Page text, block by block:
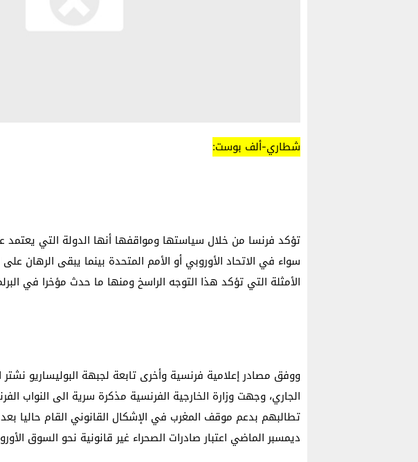
شطاري-ألف بوست:
تؤكد فرنسا من خلال سياستها ومواقفها أنها الدولة التي يعتمد
سواء في الاتحاد الأوروبي أو الأمم المتحدة بينما يبقى الرهان
الأمثلة التي تؤكد هذا التوجه الراسخ ومنها ما حدث مؤخرا في
ووفق مصادر إعلامية فرنسية وأخرى تابعة لجبهة البوليساريو نشتر
الجاري، وجهت وزارة الخارجية الفرنسية مذكرة سرية الى النواب
تطالبهم بدعم موقف المغرب في الإشكال القانوني القام حاليا بعد
ديمسبر الماضي اعتبار صادرات الصحراء غير قانونية نحو السوق